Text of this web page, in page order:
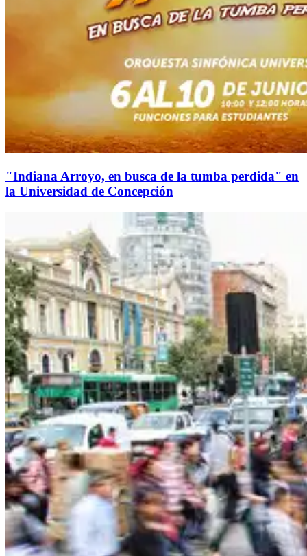
"Indiana Arroyo, en busca de la tumba perdida" en
la Universidad de Concepción